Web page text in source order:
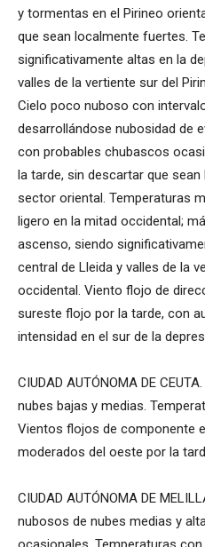
y tormentas en el Pirineo
que sean localmente fuertes.
significativamente altas en la
valles de la vertiente sur del
Cielo poco nuboso con
desarrollándose nubosidad de
con probables chubascos
la tarde, sin descartar que
sector oriental. Temperaturas
ligero en la mitad occidental;
ascenso, siendo
central de Lleida y valles de la
occidental. Viento flojo de
sureste flojo por la tarde, con
intensidad en el sur de la
CIUDAD AUTÓNOMA DE
nubes bajas y medias.
Vientos flojos de componente
moderados del oeste por la
CIUDAD AUTÓNOMA DE
nubosos de nubes medias y